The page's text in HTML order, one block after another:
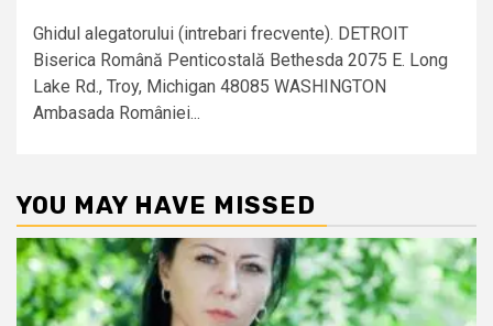
Ghidul alegatorului (intrebari frecvente). DETROIT
Biserica Română Penticostală Bethesda 2075 E. Long
Lake Rd., Troy, Michigan 48085 WASHINGTON
Ambasada României...
YOU MAY HAVE MISSED